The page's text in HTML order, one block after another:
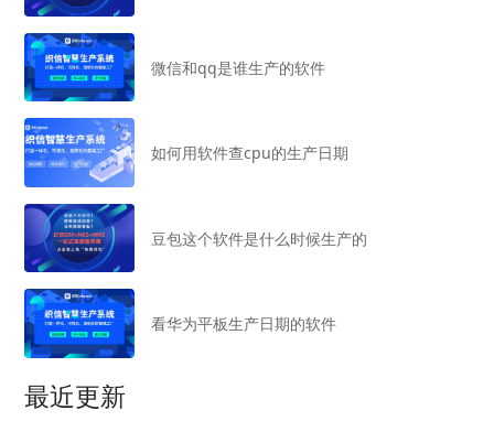
微信和qq是谁生产的软件
如何用软件查cpu的生产日期
豆包这个软件是什么时候生产的
看华为平板生产日期的软件
最近更新